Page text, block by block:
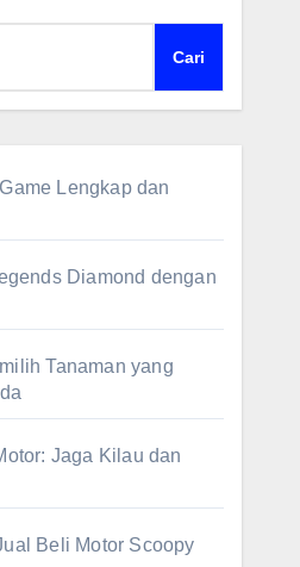
Cari
Lengkap dan
Diamond dengan
Tanaman yang
Jaga Kilau dan
Beli Motor Scoopy